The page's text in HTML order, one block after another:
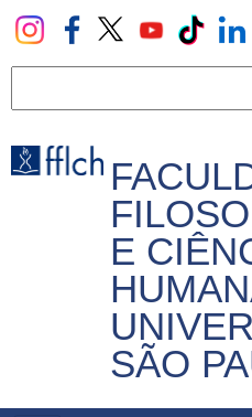
Pular
para
principal
E
SÃO